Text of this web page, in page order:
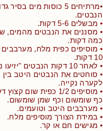
•מרתיחים 5 כוסות מים
הנבטים.
• מבשלים 5-6 דקות.
• מסננים את הנבטים מהמים,
כמה דקות.
• מוסיפים כפית מלח,
10 דקות.
• לאחר 10 דקות הנבטים "יזיעו נוזלים לקערה".
• סוחטים את הנבטים היטב בין
לקערה נקייה.
כף שומשום וכף שמן שומשום.
• מערבבים היטב וטועמים.
• במידת הצורך מוסיפים מלח.
• מגישים חם או קר.